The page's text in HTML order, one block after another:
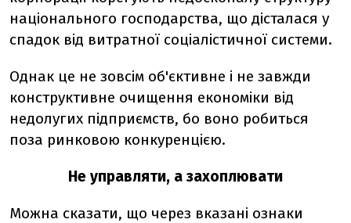
національного господарства, що дісталася у
спадок від витратної соціалістичної системи.
Однак це не зовсім об'єктивне і не завжди
конструктивне очищення економіки від
недолугих підприємств, бо воно робиться
поза ринковою конкуренцією.
Не управляти, а захоплювати
Можна сказати, що через вказані ознаки